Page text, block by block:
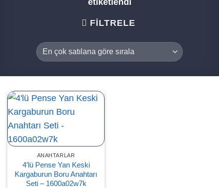
etiketlendi
FILTRELE
ANAHTARLAR
4’lü Pense Yan Keski
Kargaburun Boru Anahtarı
Seti – 1600a02w7k